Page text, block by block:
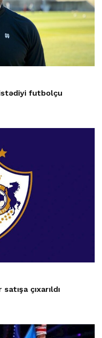
futbolçu
çıxarıldı